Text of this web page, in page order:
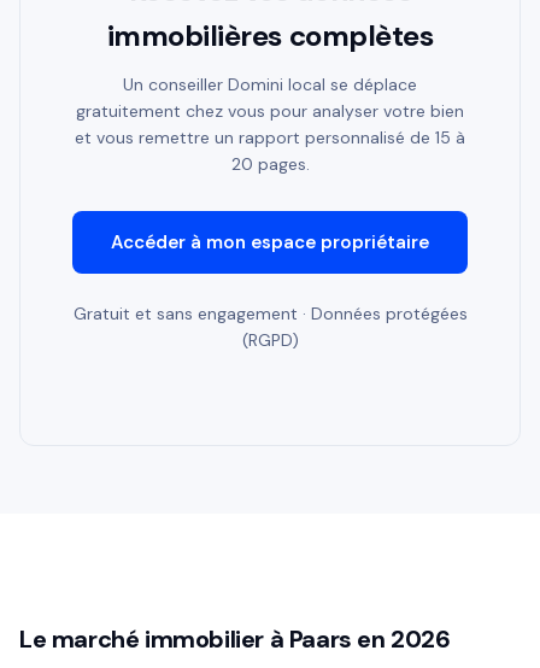
immobilières complètes
Un conseiller Domini local se déplace
gratuitement chez vous pour analyser votre bien
et vous remettre un rapport personnalisé de 15 à
20 pages.
Accéder à mon espace propriétaire
Gratuit et sans engagement · Données protégées
(RGPD)
Le marché immobilier à Paars en 2026